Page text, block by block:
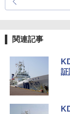
関連記事
証